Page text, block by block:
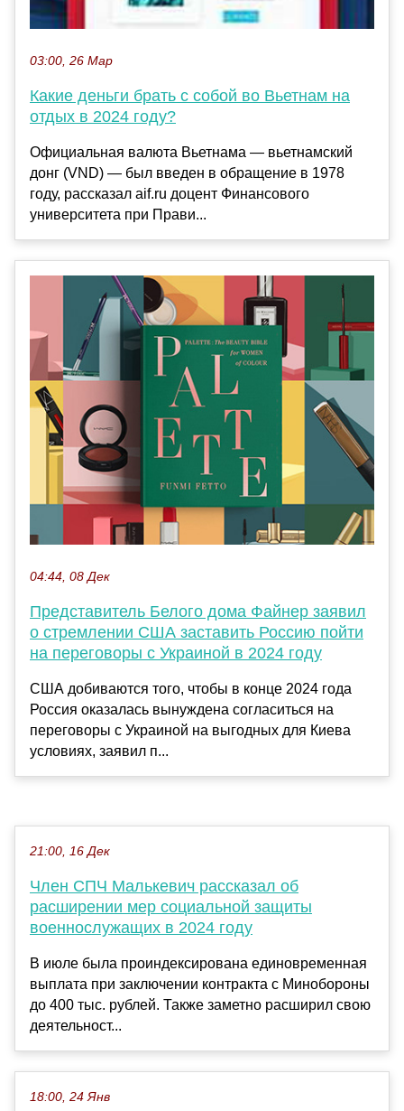
03:00, 26 Мар
Какие деньги брать с собой во Вьетнам на
отдых в 2024 году?
Официальная валюта Вьетнама — вьетнамский
донг (VND) — был введен в обращение в 1978
году, рассказал aif.ru доцент Финансового
университета при Прави...
04:44, 08 Дек
Представитель Белого дома Файнер заявил
о стремлении США заставить Россию пойти
на переговоры с Украиной в 2024 году
США добиваются того, чтобы в конце 2024 года
Россия оказалась вынуждена согласиться на
переговоры с Украиной на выгодных для Киева
условиях, заявил п...
21:00, 16 Дек
Член СПЧ Малькевич рассказал об
расширении мер социальной защиты
военнослужащих в 2024 году
В июле была проиндексирована единовременная
выплата при заключении контракта с Минобороны
до 400 тыс. рублей. Также заметно расширил свою
деятельност...
18:00, 24 Янв